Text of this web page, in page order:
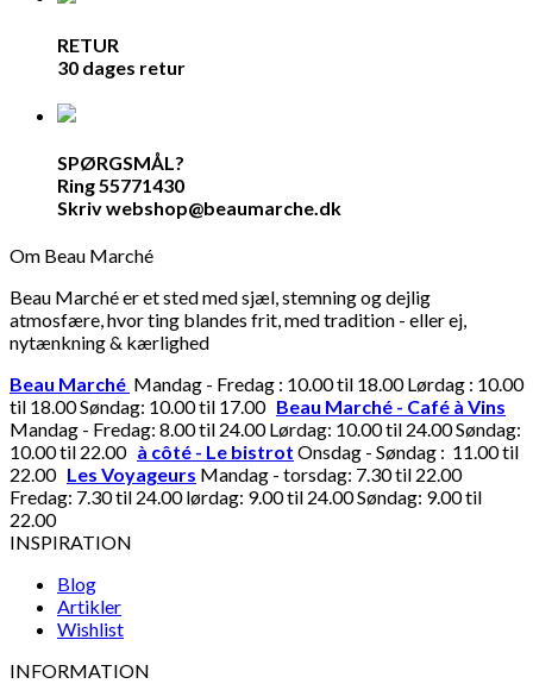
RETUR
30 dages retur
SPØRGSMÅL?
Ring 55771430
Skriv webshop@beaumarche.dk
Om Beau Marché
Beau Marché er et sted med sjæl, stemning og dejlig
atmosfære, hvor ting blandes frit, med tradition - eller ej,
nytænkning & kærlighed
Beau Marché Mandag - Fredag : 10.00 til 18.00 Lørdag : 10.00
til 18.00 Søndag: 10.00 til 17.00 Beau Marché - Café à Vins
Mandag - Fredag: 8.00 til 24.00 Lørdag: 10.00 til 24.00 Søndag:
10.00 til 22.00 à côté - Le bistrot Onsdag - Søndag : 11.00 til
22.00 Les Voyageurs Mandag - torsdag: 7.30 til 22.00
Fredag: 7.30 til 24.00 lørdag: 9.00 til 24.00 Søndag: 9.00 til
22.00
INSPIRATION
Blog
Artikler
Wishlist
INFORMATION